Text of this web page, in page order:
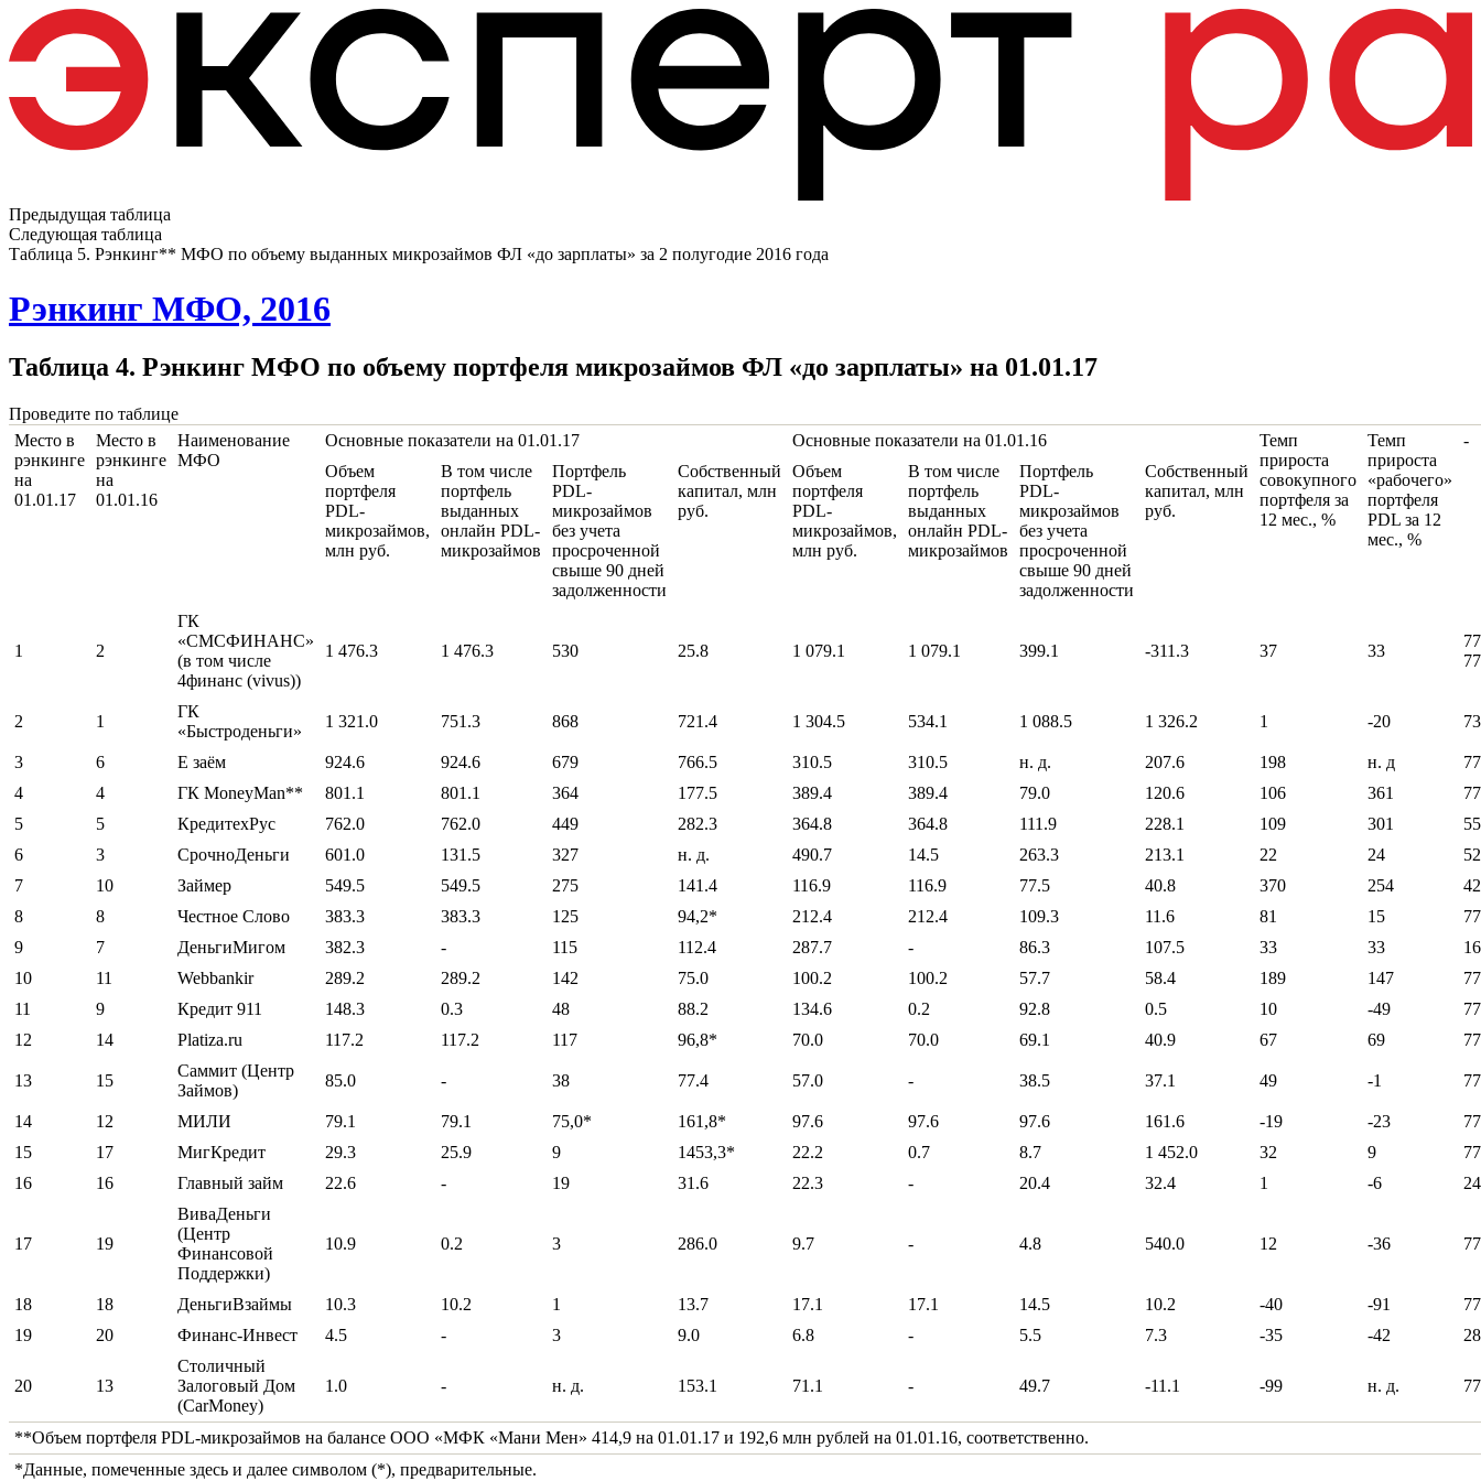
Предыдущая таблица
Следующая таблица
Таблица 5. Рэнкинг** МФО по объему выданных микрозаймов ФЛ «до зарплаты» за 2 полугодие 2016 года
Рэнкинг МФО, 2016
Таблица 4. Рэнкинг МФО по объему портфеля микрозаймов ФЛ «до зарплаты» на 01.01.17
Проведите по таблице
Место в
рэнкинге
на
01.01.17
Место в
рэнкинге
на
01.01.16
Наименование
МФО
Основные показатели на 01.01.17 Основные показатели на 01.01.16
Темп
прироста
совокупного
портфеля за
12 мес., %
Темп
прироста
«рабочего»
портфеля
PDL за 12
мес., %
-
Объем
портфеля
PDL-
микрозаймов,
млн руб.
В том числе
портфель
выданных
онлайн PDL-
микрозаймов
Портфель
PDL-
микрозаймов
без учета
просроченной
свыше 90 дней
задолженности
Собственный
капитал, млн
руб.
Объем
портфеля
PDL-
микрозаймов,
млн руб.
В том числе
портфель
выданных
онлайн PDL-
микрозаймов
Портфель
PDL-
микрозаймов
без учета
просроченной
свыше 90 дней
задолженности
Собственный
капитал, млн
руб.
1 2
ГК
«СМСФИНАНС»
(в том числе
4финанс (vivus))
1 476.3 1 476.3 530 25.8 1 079.1 1 079.1 399.1 -311.3 37 33
2 1
ГК
«Быстроденьги»
1 321.0 751.3 868 721.4 1 304.5 534.1 1 088.5 1 326.2 1 -20
3 6 Е заём 924.6 924.6 679 766.5 310.5 310.5 н. д. 207.6 198 н. д
4
4 ГК MoneyMan** 801.1 801.1 364 177.5 389.4 389.4 79.0 120.6 106 361
5
5 КредитехРус 762.0 762.0 449 282.3 364.8 364.8 111.9 228.1 109 301
6
3 СрочноДеньги 601.0 131.5 327 н. д. 490.7 14.5 263.3 213.1 22 24
7
10 Займер 549.5 549.5 275 141.4 116.9 116.9 77.5 40.8 370 254
8
8 Честное Слово 383.3 383.3 125 94,2* 212.4 212.4 109.3 11.6 81 15
9
7 ДеньгиМигом 382.3 - 115 112.4 287.7 - 86.3 107.5 33 33
10
11 Webbankir 289.2 289.2 142 75.0 100.2 100.2 57.7 58.4 189 147
11
9 Кредит 911 148.3 0.3 48 88.2 134.6 0.2 92.8 0.5 10 -49
12
14 Platiza.ru 117.2 117.2 117 96,8* 70.0 70.0 69.1 40.9 67 69
13 15
Саммит (Центр
Займов)
85.0 - 38 77.4 57.0 - 38.5 37.1 49 -1
14 12 МИЛИ 79.1 79.1 75,0* 161,8* 97.6 97.6 97.6 161.6 -19 -23
15
17 МигКредит 29.3 25.9 9 1453,3* 22.2 0.7 8.7 1 452.0 32 9
16
16 Главный займ 22.6 - 19 31.6 22.3 - 20.4 32.4 1 -6
17 19
ВиваДеньги
(Центр
Финансовой
Поддержки)
10.9 0.2 3 286.0 9.7 - 4.8 540.0 12 -36
18 18 ДеньгиВзаймы 10.3 10.2 1 13.7 17.1 17.1 14.5 10.2 -40 -91
19
20 Финанс-Инвест 4.5 - 3 9.0 6.8 - 5.5 7.3 -35 -42
20 13
Столичный
Залоговый Дом
(CarMoney)
1.0 - н. д. 153.1 71.1 - 49.7 -11.1 -99 н. д.
**Объем портфеля PDL-микрозаймов на балансе ООО «МФК «Мани Мен» 414,9 на 01.01.17 и 192,6 млн рублей на 01.01.16, соответственно.
*Данные, помеченные здесь и далее символом (*), предварительные.